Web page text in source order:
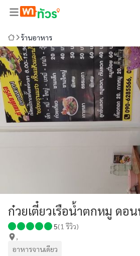
ร้านอาหาร
ก๋วยเตี๋ยวเรือน้ำตกหมู ดอ
5(1 รีวิว)
,
อาหารจานเดียว